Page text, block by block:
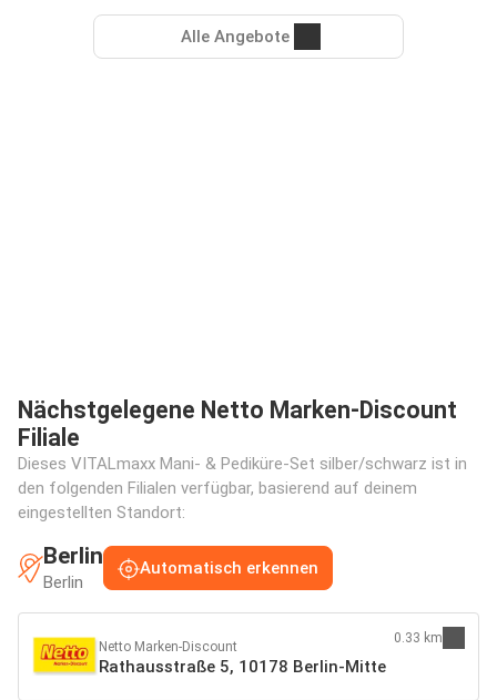
Alle Angebote
Nächstgelegene Netto Marken-Discount
Filiale
Dieses VITALmaxx Mani- & Pediküre-Set silber/schwarz ist in
den folgenden Filialen verfügbar, basierend auf deinem
eingestellten Standort:
Berlin
Berlin
Automatisch erkennen
Netto Marken-Discount
Rathausstraße 5, 10178 Berlin-Mitte
0.33 km